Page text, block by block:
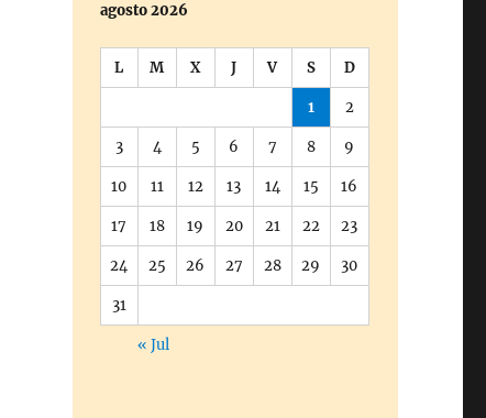
agosto 2026
L M X J V S D
1 2
3 4 5 6 7 8 9
10 11 12 13 14 15 16
17 18 19 20 21 22 23
24 25 26 27 28 29 30
31
« Jul